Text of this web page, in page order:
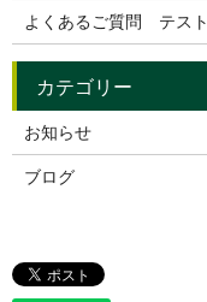
よくあるご質問 テスト
お知らせ
ブログ